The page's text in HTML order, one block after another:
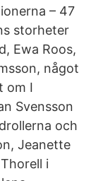
– 47
storheter
Ewa Roos,
något
om I
Svensson
och
Jeanette
i